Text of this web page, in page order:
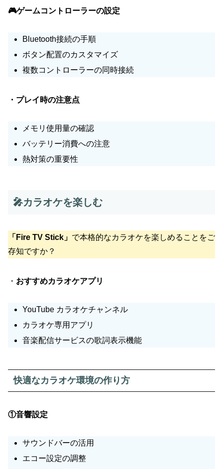
🎮ゲームコントローラーの設定
Bluetooth接続の手順
ボタン配置のカスタマイズ
複数コントローラーの同時接続
・プレイ時の注意点
メモリ使用量の確認
バッテリー消費への注意
熱対策の重要性
🎤カラオケを楽しむ
「Fire TV Stick」 で本格的なカラオケを楽しめることをご
存知ですか？
・ おすすめカラオケアプリ
YouTube カラオケチャンネル
カラオケ専用アプリ
音楽配信サービスの歌詞表示機能
快適なカラオケ環境の作り方
①音響設定
サウンドバーの活用
エコー設定の調整